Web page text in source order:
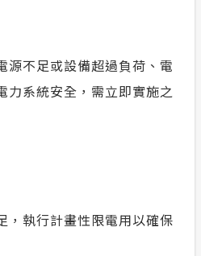
源不足或設備超過負荷、電
力系統安全，需立即實施之
，執行計畫性限電用以確保